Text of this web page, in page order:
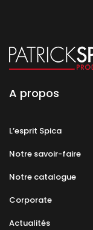
A propos
L’esprit Spica
Notre savoir-faire
Notre catalogue
Corporate
Actualités